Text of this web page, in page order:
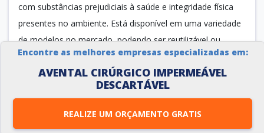
Encontre as melhores empresas especializadas em:
AVENTAL CIRÚRGICO IMPERMEÁVEL
DESCARTÁVEL
REALIZE UM ORÇAMENTO GRATIS
com substâncias prejudiciais à saúde e integridade física
presentes no ambiente. Está disponível em uma variedade
de modelos no mercado, podendo ser reutilizável ou
descartável, sempre...
Cotar agora